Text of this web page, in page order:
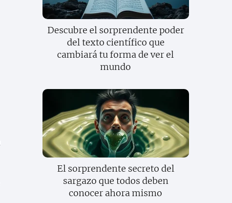
Descubre el sorprendente poder
del texto científico que
cambiará tu forma de ver el
mundo
El sorprendente secreto del
sargazo que todos deben
conocer ahora mismo